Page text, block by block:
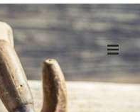
Home